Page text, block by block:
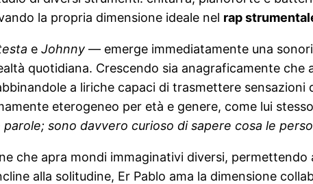
la propria dimensione ideale nel rap
e Johnny — emerge immediatamente una
quotidiana. Crescendo sia anagraficamente che
a liriche capaci di trasmettere sensazioni
eterogeneo per età e genere, come lui
sono davvero curioso di sapere cosa le
che apra mondi immaginativi diversi,
alla solitudine, Er Pablo ama la dimensione